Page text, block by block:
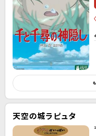
天空の城ラピュタ